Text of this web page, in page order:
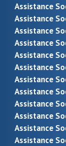
Assistance
Assistance
Assistance
Assistance
Assistance
Assistance
Assistance
Assistance
Assistance
Assistance
Assistance
Assistance